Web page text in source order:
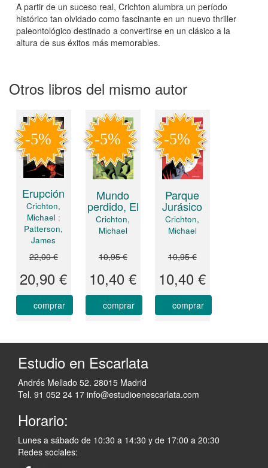
A partir de un suceso real, Crichton alumbra un período
histórico tan olvidado como fascinante en un nuevo thriller
paleontológico destinado a convertirse en un clásico a la
altura de sus éxitos más memorables.
Otros libros del mismo autor
Erupción
Crichton,
Michael ;
Patterson,
James
22,00 €
20,90 €
comprar
Mundo
perdido, El
Crichton,
Michael
10,95 €
10,40 €
comprar
Parque
Jurásico
Crichton,
Michael
10,95 €
10,40 €
comprar
Estudio en Escarlata
Andrés Mellado 52. 28015 Madrid
Tel. 91 052 24 17 info@estudioenescarlata.com
Horario:
Lunes a sábado de 10:30 a 14:30 y de 17:00 a 20:30
Redes sociales: